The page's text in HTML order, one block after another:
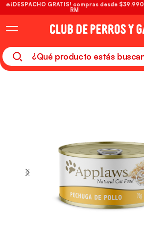
🔥¡DESPACHO GRATIS! compras desde $39.990
RM